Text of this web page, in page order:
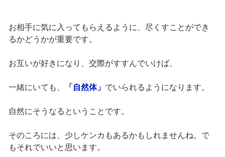
お相手に気に入ってもらえるように、尽くすことができ
るかどうかが重要です。
お互いが好きになり、交際がすすんでいけば、
一緒にいても、 「自然体」 でいられるようになります。
自然にそうなるということです。
そのころには、少しケンカもあるかもしれませんね。で
もそれでいいと思います。